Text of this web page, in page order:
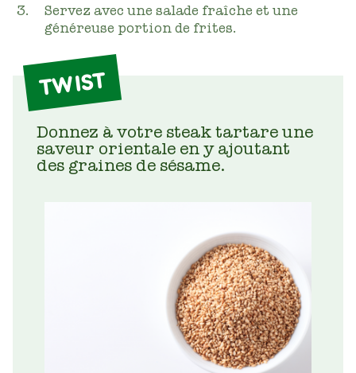
Servez avec une salade fraîche et une
généreuse portion de frites.
TWIST
Donnez à votre steak tartare une
saveur orientale en y ajoutant
des graines de sésame.